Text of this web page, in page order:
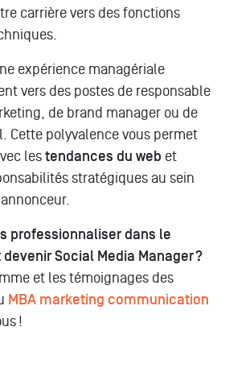
carrière vers des fonctions
expérience managériale
vers des postes de responsable
de brand manager ou de
Cette polyvalence vous permet
les tendances du web et
stratégiques au sein
professionnaliser dans le
Social Media Manager ?
et les témoignages des
MBA marketing communication
!